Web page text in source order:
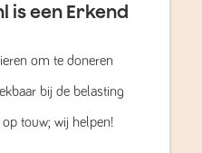
is een Erkend
om te doneren
bij de belasting
touw; wij helpen!